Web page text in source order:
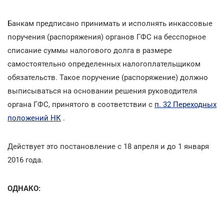
Банкам предписано принимать и исполнять инкассовые
поручения (распоряжения) органов ГФС на бесспорное
списание суммы налогового долга в размере
самостоятельно определенных налогоплательщиком
обязательств. Такое поручение (распоряжение) должно
выписываться на основании решения руководителя
органа ГФС, принятого в соответствии с п. 32 Переходных
положений НК .
Действует это постановление с 18 апреля и до 1 января
2016 года.
ОДНАКО: